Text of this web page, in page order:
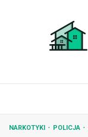
NARKOTYKI POLICJA